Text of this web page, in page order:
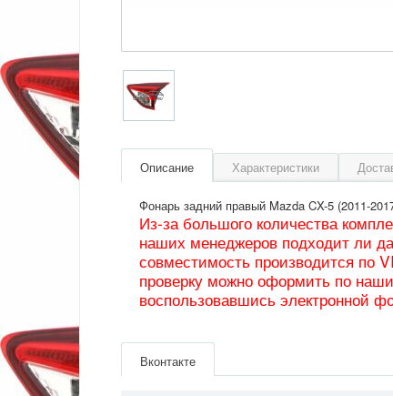
Описание Характеристики
Фонарь задний правый Mazda CX-5 (2011-
Из-за большого количества
наших менеджеров подходит ли
совместимость производится по
проверку можно оформить по
воспользовавшись электронной
Страна Япония
Вконтакте